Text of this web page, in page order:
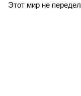
Этот мир не